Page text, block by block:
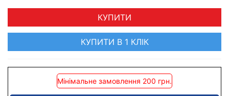
КУПИТИ
КУПИТИ В 1 КЛІК
Мінімальне замовлення 200 грн.